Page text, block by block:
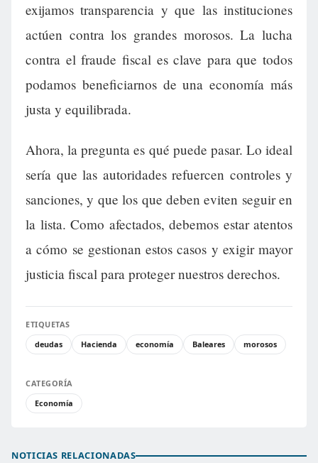
exijamos transparencia y que las instituciones
actúen contra los grandes morosos. La lucha
contra el fraude fiscal es clave para que todos
podamos beneficiarnos de una economía más
justa y equilibrada.
Ahora, la pregunta es qué puede pasar. Lo ideal
sería que las autoridades refuercen controles y
sanciones, y que los que deben eviten seguir en
la lista. Como afectados, debemos estar atentos
a cómo se gestionan estos casos y exigir mayor
justicia fiscal para proteger nuestros derechos.
ETIQUETAS
deudas
Hacienda economía Baleares morosos
CATEGORÍA
Economía
NOTICIAS RELACIONADAS